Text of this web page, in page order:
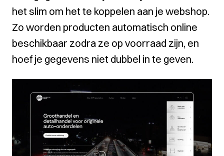
het slim om het te koppelen aan je webshop.
Zo worden producten automatisch online
beschikbaar zodra ze op voorraad zijn, en
hoef je gegevens niet dubbel in te geven.